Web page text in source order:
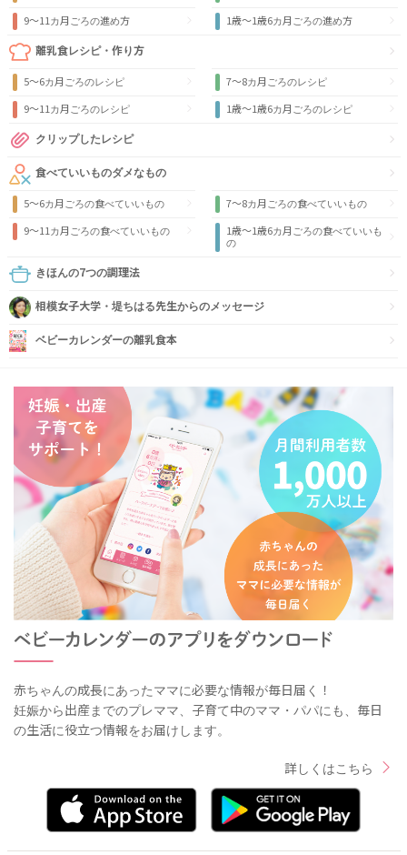
9〜11カ月ごろの進め方 1歳〜1歳6カ月ごろの進め方
離乳食レシピ・作り方
5～6カ月ごろのレシピ 7～8カ月ごろのレシピ
9〜11カ月ごろのレシピ 1歳〜1歳6カ月ごろのレシピ
クリップしたレシピ
食べていいものダメなもの
5～6カ月ごろの食べていいもの 7～8カ月ごろの食べていいもの
9〜11カ月ごろの食べていいもの
1歳〜1歳6カ月ごろの食べていいも
の
きほんの7つの調理法
相模女子大学・堤ちはる先生からのメッセージ
ベビーカレンダーの離乳食本
赤ちゃんの成長にあったママに必要な情報が毎日届く！
妊娠から出産までのプレママ、子育て中のママ・パパにも、毎日
の生活に役立つ情報をお届けします。
詳しくはこちら